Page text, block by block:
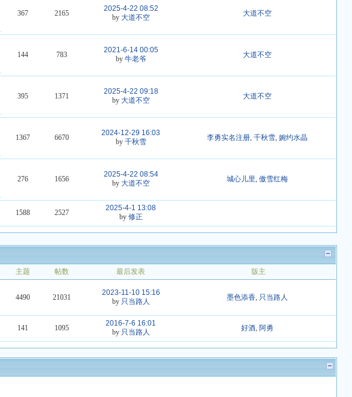
367 2165
2025-4-22 08:52
by 大道不空 大道不空
144 783
2021-6-14 00:05
by 牛老爷 大道不空
395 1371
2025-4-22 09:18
by 大道不空 大道不空
1367 6670
2024-12-29 16:03
by 千秋雪 李勇实名注册,千秋雪,婉约水晶
276 1656
2025-4-22 08:54
by 大道不空 城心儿里,傲雪红梅
1588 2527
2025-4-1 13:08
by 修正
主题 帖数 最后发表
版主
4490 21031
2023-11-10 15:16
by 只当路人 墨色添香, 只当路人
141 1095
2016-7-6 16:01
by 只当路人 好酒, 阿勇